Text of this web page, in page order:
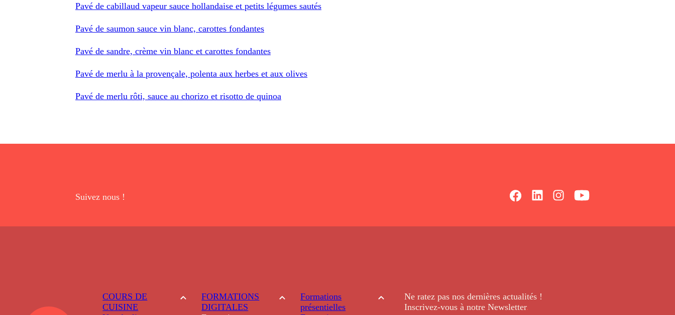
Pavé de cabillaud vapeur sauce hollandaise et petits légumes sautés
Pavé de saumon sauce vin blanc, carottes fondantes
Pavé de sandre, crème vin blanc et carottes fondantes
Pavé de merlu à la provençale, polenta aux herbes et aux olives
Pavé de merlu rôti, sauce au chorizo et risotto de quinoa
Suivez nous !
COURS DE
CUISINE
FORMATIONS
DIGITALES
Formations
présentielles
Ne ratez pas nos dernièresactualités !
Inscrivez-vous à notre Newsletter.